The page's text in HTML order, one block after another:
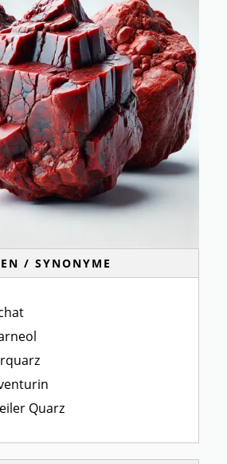
/ SYNONYME
Quarz